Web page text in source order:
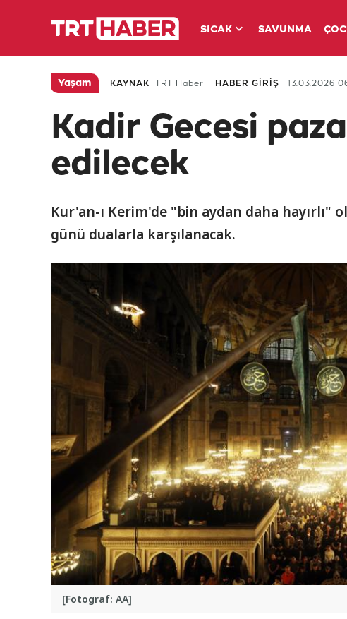
SICAK SAVUNMA
Yaşam KAYNAK TRT Haber HABER GİRİŞ 13.03.2026
Kadir Gecesi
edilecek
Kur'an-ı Kerim'de "bin aydan daha hayırlı"
günü dualarla karşılanacak.
[Fotograf: AA]